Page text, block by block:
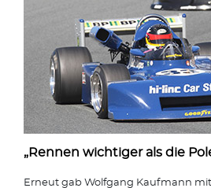
„Rennen wichtiger als die
Erneut gab Wolfgang Kaufmann